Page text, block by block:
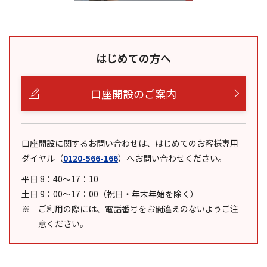
はじめての方へ
口座開設のご案内
口座開設に関するお問い合わせは、はじめてのお客様専用
ダイヤル （0120-566-166） へお問い合わせください。
平日 8：40～17：10
土日 9：00～17：00（祝日・年末年始を除く）
ご利用の際には、電話番号をお間違えのないようご注
意ください。